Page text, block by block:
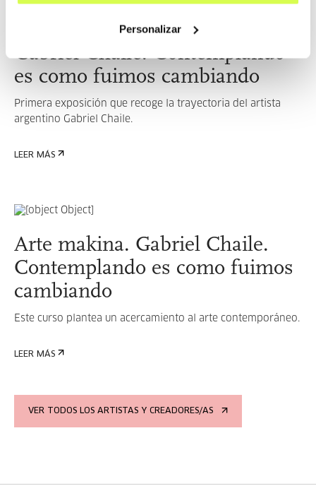
Personalizar
Gabriel Chaile. Contemplando
es como fuimos cambiando
Primera exposición que recoge la trayectoria del artista
argentino Gabriel Chaile.
LEER MÁS
Arte makina. Gabriel Chaile.
Contemplando es como fuimos
cambiando
Este curso plantea un acercamiento al arte contemporáneo.
LEER MÁS
VER TODOS LOS ARTISTAS Y CREADORES/AS